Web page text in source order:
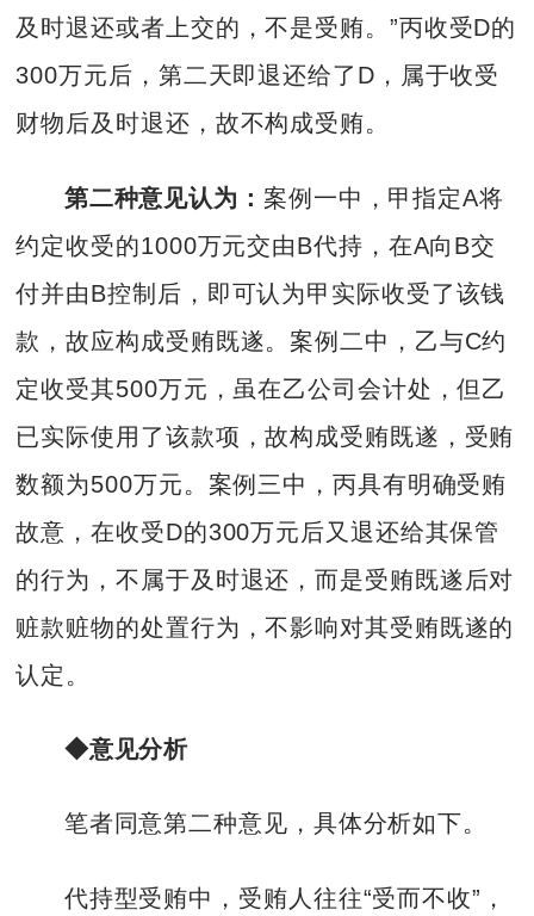
及时退还或者上交的，不是受贿。”丙收受D的
300万元后，第二天即退还给了D，属于收受
财物后及时退还，故不构成受贿。
第二种意见认为： 案例一中，甲指定A将
约定收受的1000万元交由B代持，在A向B交
付并由B控制后，即可认为甲实际收受了该钱
款，故应构成受贿既遂。案例二中，乙与C约
定收受其500万元，虽在乙公司会计处，但乙
已实际使用了该款项，故构成受贿既遂，受贿
数额为500万元。案例三中，丙具有明确受贿
故意，在收受D的300万元后又退还给其保管
的行为，不属于及时退还，而是受贿既遂后对
赃款赃物的处置行为，不影响对其受贿既遂的
认定。
◆意见分析
笔者同意第二种意见，具体分析如下。
代持型受贿中，受贿人往往“受而不收”，